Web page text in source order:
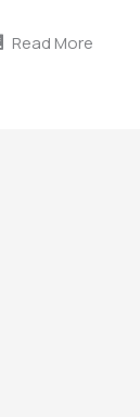
Read More